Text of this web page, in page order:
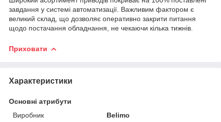
завдання у системі автоматизації. Важливим фактором є
великий склад, що дозволяє оперативно закрити питання
щодо постачання обладнання, не чекаючи кілька тижнів.
Приховати
Характеристики
Основні атрибути
Виробник
Belimo